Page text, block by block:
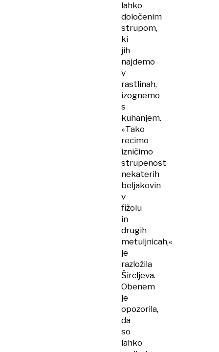
lahko
določenim
strupom,
ki
jih
najdemo
v
rastlinah,
izognemo
s
kuhanjem.
»Tako
recimo
izničimo
strupenost
nekaterih
beljakovin
v
fižolu
in
drugih
metuljnicah,«
je
razložila
Šircljeva.
Obenem
je
opozorila,
da
so
lahko